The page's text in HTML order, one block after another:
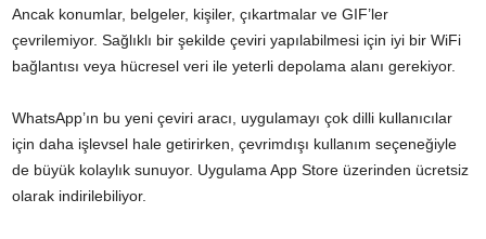
Ancak konumlar, belgeler, kişiler, çıkartmalar ve GIF’ler
çevrilemiyor. Sağlıklı bir şekilde çeviri yapılabilmesi için iyi bir WiFi
bağlantısı veya hücresel veri ile yeterli depolama alanı gerekiyor.
WhatsApp’ın bu yeni çeviri aracı, uygulamayı çok dilli kullanıcılar
için daha işlevsel hale getirirken, çevrimdışı kullanım seçeneğiyle
de büyük kolaylık sunuyor. Uygulama App Store üzerinden ücretsiz
olarak indirilebiliyor.